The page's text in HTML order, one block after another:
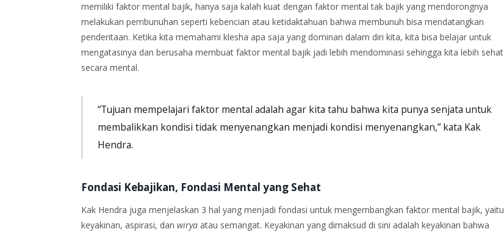
memiliki faktor mental bajik, hanya saja kalah kuat dengan faktor mental tak bajik yang mendorongnya
melakukan pembunuhan seperti kebencian atau ketidaktahuan bahwa membunuh bisa mendatangkan
penderitaan. Ketika kita memahami klesha apa saja yang dominan dalam diri kita, kita bisa belajar untuk
mengatasinya dan berusaha membuat faktor mental bajik jadi lebih mendominasi sehingga kita lebih sehat
secara mental.
“Tujuan mempelajari faktor mental adalah agar kita tahu bahwa kita punya senjata untuk
membalikkan kondisi tidak menyenangkan menjadi kondisi menyenangkan,” kata Kak
Hendra.
Fondasi Kebajikan, Fondasi Mental yang Sehat
Kak Hendra juga menjelaskan 3 hal yang menjadi fondasi untuk mengembangkan faktor mental bajik, yaitu
keyakinan, aspirasi, dan wirya atau semangat. Keyakinan yang dimaksud di sini adalah keyakinan bahwa